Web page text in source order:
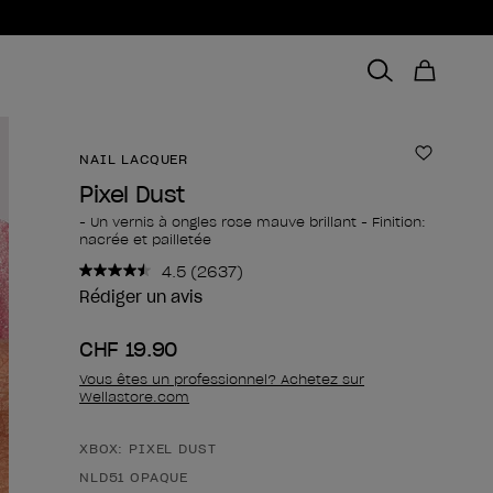
NAIL LACQUER
Pixel Dust
- Un vernis à ongles rose mauve brillant - Finition:
nacrée et pailletée
4.5 Lire
2637
même
(2637)
Rédiger un avis
CHF 19.90
Vous êtes un professionnel? Achetez sur
Wellastore.com
Forme du produit
XBOX: PIXEL DUST
NLD51 OPAQUE